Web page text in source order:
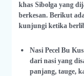
khas Sibolga yang
berkesan. Berikut
kunjungi ketika
Nasi Pecel Bu
dari nasi yang
panjang, tauge,